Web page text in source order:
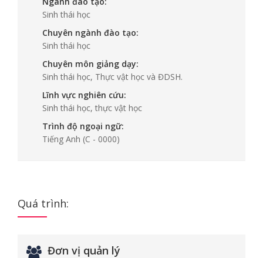
Sinh thái học
Chuyên ngành đào tạo:
Sinh thái học
Chuyên môn giảng dạy:
Sinh thái học, Thực vật học và ĐDSH.
Lĩnh vực nghiên cứu:
Sinh thái học, thực vật học
Trình độ ngoại ngữ:
Tiếng Anh (C - 0000)
Quá trình:
Đơn vị quản lý